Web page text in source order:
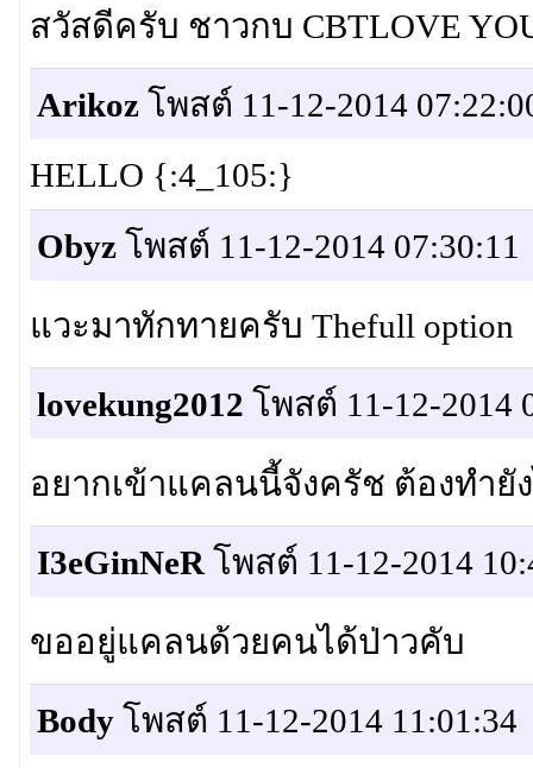
สวัสดีครับ ชาวกบ CBTLOVE
Arikozโพสต์ 11-12-2014
HELLO {:4_105:}
Obyzโพสต์ 11-12-2014 07:30:11
แวะมาทักทายครับ Thefull option
lovekung2012 โพสต์ 11-12-2014
อยากเข้าแคลนนี้จังครัช ต้องทำยั
I3eGinNeRโพสต์ 11-12-2014
ขออยู่แคลนด้วยคนได้ป่าวคับ
Bodyโพสต์ 11-12-2014 11:01:34